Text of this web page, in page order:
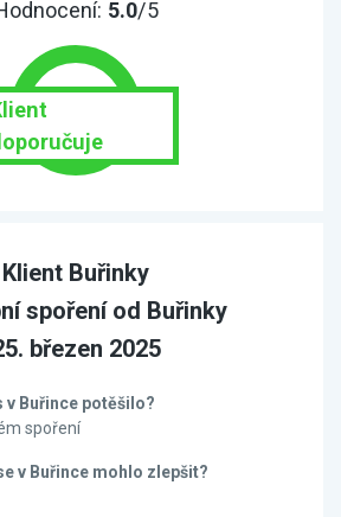
5.0/5
Klient Buřinky
spoření od Buřinky
březen 2025
v Buřince potěšilo?
spoření
v Buřince mohlo zlepšit?